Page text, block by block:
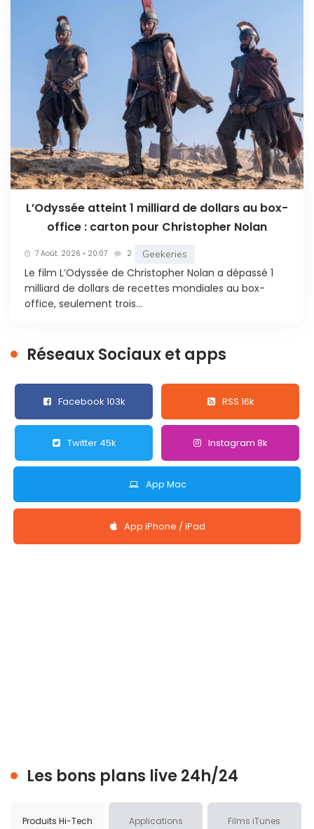
L’Odyssée atteint 1 milliard de dollars au box-
office : carton pour Christopher Nolan
7 Août. 2026 • 20:07 2 Geekeries
Le film L’Odyssée de Christopher Nolan a dépassé 1
milliard de dollars de recettes mondiales au box-
office, seulement trois...
Réseaux Sociaux et apps
Facebook 103k RSS 16k
Twitter 45k Instagram 8k
App Mac
App iPhone / iPad
Les bons plans live 24h/24
Produits Hi-Tech Applications Films iTunes